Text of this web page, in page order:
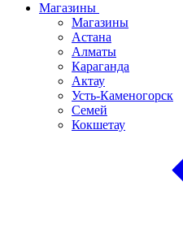
Магазины
Магазины
Астана
Алматы
Караганда
Актау
Усть-Каменогорск
Семей
Кокшетау